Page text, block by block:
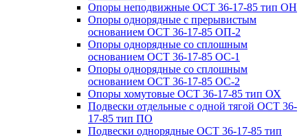
Опоры неподвижные ОСТ 36-17-85 тип ОН
Опоры однорядные с прерывистым
основанием ОСТ 36-17-85 ОП-2
Опоры однорядные со сплошным
основанием ОСТ 36-17-85 ОС-1
Опоры однорядные со сплошным
основанием ОСТ 36-17-85 ОС-2
Опоры хомутовые ОСТ 36-17-85 тип ОХ
Подвески отдельные с одной тягой ОСТ 36-
17-85 тип ПО
Подвески однорядные ОСТ 36-17-85 тип